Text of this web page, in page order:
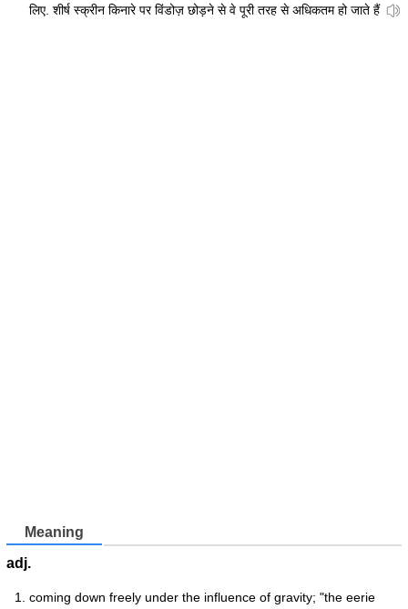
लिए. शीर्ष स्क्रीन किनारे पर विंडोज़ छोड़ने से वे पूरी तरह से अधिकतम हो जाते हैं
Meaning
adj.
coming down freely under the influence of gravity; "the eerie